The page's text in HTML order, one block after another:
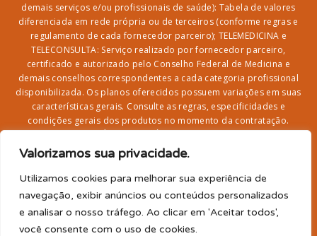
Valorizamos sua privacidade.
Utilizamos cookies para melhorar sua experiência de
navegação, exibir anúncios ou conteúdos personalizados
e analisar o nosso tráfego. Ao clicar em 'Aceitar todos',
você consente com o uso de cookies.
demais serviços e/ou profissionais de saúde): Tabela de valores
diferenciada em rede própria ou de terceiros (conforme regras e
regulamento de cada fornecedor parceiro); TELEMEDICINA e
TELECONSULTA: Serviço realizado por fornecedor parceiro,
certificado e autorizado pelo Conselho Federal de Medicina e
demais conselhos correspondentes a cada categoria profissional
disponibilizada. Os planos oferecidos possuem variações em suas
características gerais. Consulte as regras, especificidades e
condições gerais dos produtos no momento da contratação.
serviços na rede credenciada;SEGURO DE VIDA, ACIDENTES
PESSOAIS, ASSISTÊNCIA FUNERAL 24H, ASSISTÊNCIA
RESIDENCIAL E SORTEIO: Produto com registro SUSEP
garantido pela SEGUROS SURA (CNPJ sob o nº
adesão/elegibilidade de 64 anos (titular) e carência de 60
para utilização.